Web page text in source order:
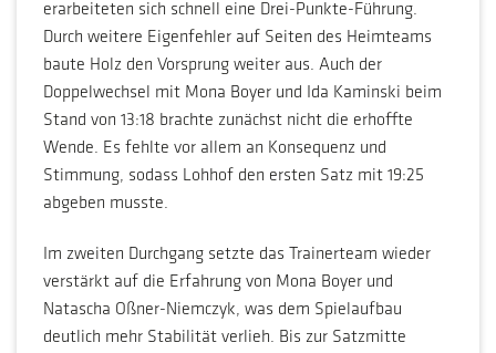
erarbeiteten sich schnell eine Drei-Punkte-Führung.
Durch weitere Eigenfehler auf Seiten des Heimteams
baute Holz den Vorsprung weiter aus. Auch der
Doppelwechsel mit Mona Boyer und Ida Kaminski beim
Stand von 13:18 brachte zunächst nicht die erhoffte
Wende. Es fehlte vor allem an Konsequenz und
Stimmung, sodass Lohhof den ersten Satz mit 19:25
abgeben musste.
Im zweiten Durchgang setzte das Trainerteam wieder
verstärkt auf die Erfahrung von Mona Boyer und
Natascha Oßner-Niemczyk, was dem Spielaufbau
deutlich mehr Stabilität verlieh. Bis zur Satzmitte